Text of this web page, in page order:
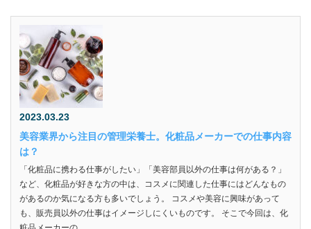
2023.03.23
美容業界から注目の管理栄養士。化粧品メーカーでの仕事内容
は？
「化粧品に携わる仕事がしたい」「美容部員以外の仕事は何がある？」
など、化粧品が好きな方の中は、コスメに関連した仕事にはどんなもの
があるのか気になる方も多いでしょう。 コスメや美容に興味があって
も、販売員以外の仕事はイメージしにくいものです。 そこで今回は、化